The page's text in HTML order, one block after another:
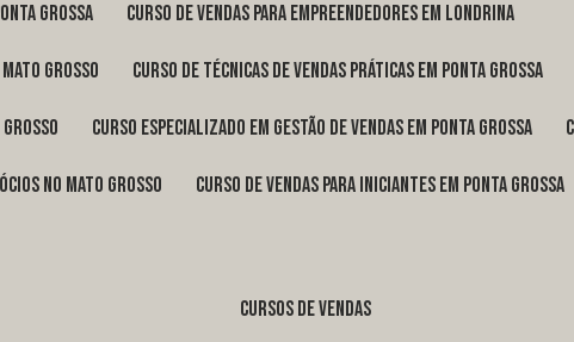
Grossa curso de vendas para empreendedores em Londrina
Grosso curso de técnicas de vendas práticas em Ponta Grossa
Grosso curso especializado em gestão de vendas em Ponta Grossa
no Mato Grosso curso de vendas para iniciantes em Ponta Grossa
cursos de vendas